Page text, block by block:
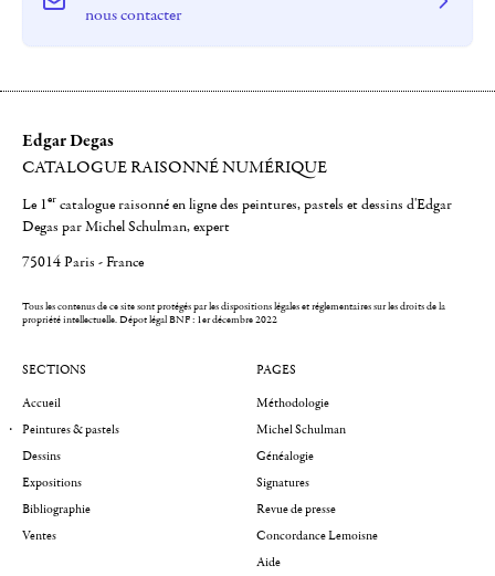
nous contacter
Edgar Degas
CATALOGUE RAISONNÉ NUMÉRIQUE
Le 1er catalogue raisonné en ligne des peintures, pastels et dessins d'Edgar
Degas par Michel Schulman, expert
75014 Paris - France
Tous les contenus de ce site sont protégés par les dispositions légales et réglementaires sur les droits de la
propriété intellectuelle.Dépot légal BNF : 1er décembre 2022
SECTIONS
Accueil
Peintures & pastels
Dessins
Expositions
Bibliographie
Ventes
PAGES
Méthodologie
Michel Schulman
Généalogie
Signatures
Revue de presse
Concordance Lemoisne
Aide